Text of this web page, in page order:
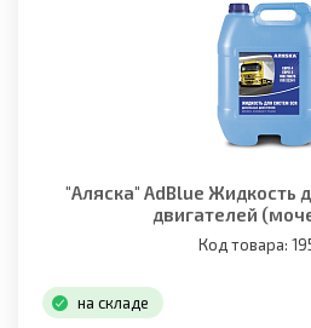
"Аляска" AdBlue Жидкость
двигателей
Код товара:
на складе